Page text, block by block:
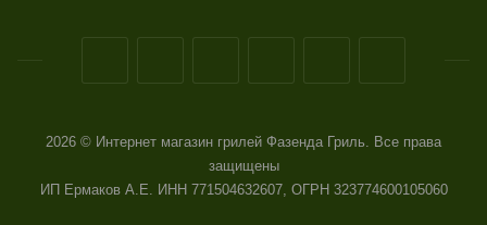
2026 © Интернет магазин грилей Фазенда Гриль. Все права
защищены
ИП Ермаков А.Е. ИНН 771504632607, ОГРН 323774600105060